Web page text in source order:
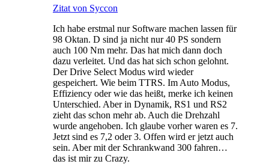
Zitat von Syccon
Ich habe erstmal nur Software machen lassen für
98 Oktan. D sind ja nicht nur 40 PS sondern
auch 100 Nm mehr. Das hat mich dann doch
dazu verleitet. Und das hat sich schon gelohnt.
Der Drive Select Modus wird wieder
gespeichert. Wie beim TTRS. Im Auto Modus,
Effiziency oder wie das heißt, merke ich keinen
Unterschied. Aber in Dynamik, RS1 und RS2
zieht das schon mehr ab. Auch die Drehzahl
wurde angehoben. Ich glaube vorher waren es 7.
Jetzt sind es 7,2 oder 3. Offen wird er jetzt auch
sein. Aber mit der Schrankwand 300 fahren…
das ist mir zu Crazy.